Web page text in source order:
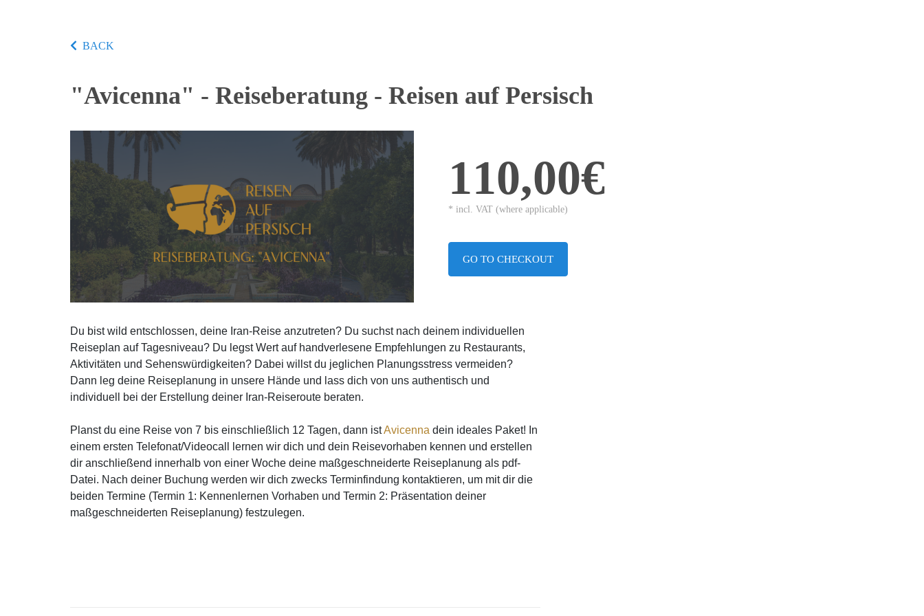
BACK
"Avicenna" - Reiseberatung - Reisen auf Persisch
110,00€
* incl. VAT (where applicable)
GO TO CHECKOUT
Du bist wild entschlossen, deine Iran-Reise anzutreten? Du suchst nach deinem individuellen
Reiseplan auf Tagesniveau? Du legst Wert auf handverlesene Empfehlungen zu Restaurants,
Aktivitäten und Sehenswürdigkeiten? Dabei willst du jeglichen Planungsstress vermeiden?
Dann leg deine Reiseplanung in unsere Hände und lass dich von uns authentisch und
individuell bei der Erstellung deiner Iran-Reiseroute beraten.
Planst du eine Reise von 7 bis einschließlich 12 Tagen, dann istAvicenna dein ideales Paket! In
einem ersten Telefonat/Videocall lernen wir dich und dein Reisevorhaben kennen und erstellen
dir anschließend innerhalb von einer Woche deine maßgeschneiderte Reiseplanung als pdf-
Datei. Nach deiner Buchung werden wir dich zwecks Terminfindung kontaktieren, um mit dir die
beiden Termine (Termin 1: Kennenlernen Vorhaben und Termin 2: Präsentation deiner
maßgeschneiderten Reiseplanung) festzulegen.